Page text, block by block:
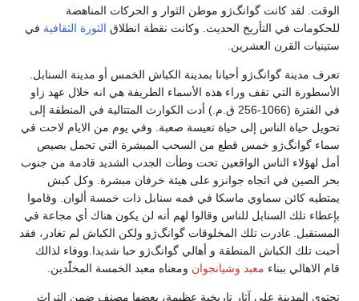
لقد كانت گوانگ‌ژو موطن الثوار و الحركات المناهضة
في التأريخ الحديث. وكانت نقطة انطلاقالثورة الثقافيةفي
القرن العشرين.
گوانگ‌ژو أحيانا بمدينة الكباش الخمس أو مدينة السنابل.
التي تقف وراء هذه الأسماء الطريفة هي انه خلال عهد زاو
في الفترة (1066-256 ق.م.) أدت الكوارث المتتالية في المنطقة إلى
حياة الناس إلى حياة تعيسة صعبة. وفي يوم من الايام لاحت في
گوانگ‌ژو خمس قطع من السحب المبشرة التي تحمل بصيص
الناس الواقعين تحت وطأت الجدب الشديد قادمة من جنوب
في اتجاه جوانزو على هيئة خرفان مبشرة. وكل كبش
كائن سماوي ماسكا في فمه سنابل ذات خمسة ألوان. وقاموا
تلك السنابل للناس وقالوا لهم أنه لن يكون هناك أي مجاعة في
غادرت تلك المخلوقات گوانگ‌ژو ولكن الكباش لم تغادر، فقد
الكباش المنطقة و أهالي گوانگ‌ژو حبا شديدا.ووفاء لذالك
ببناءمعبد وشيانجوانومعناه معبد الخمسة المخلًََدين.
المدينة على آثار تاريخية عظيمة، بعضها مصنف ضمن التراث